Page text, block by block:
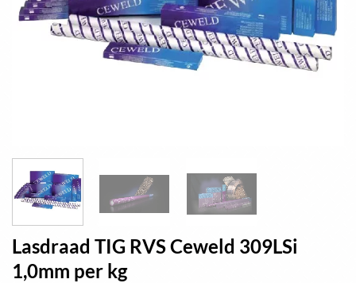
Lasdraad TIG RVS Ceweld 309LSi
1,0mm per kg